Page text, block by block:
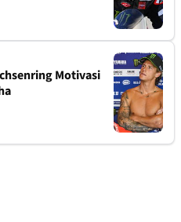
Motivasi